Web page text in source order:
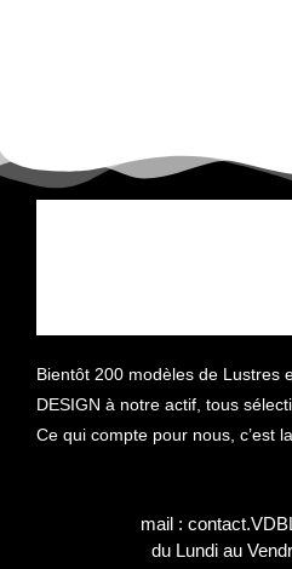
Bientôt 200 modèles de Lustres
DESIGN à notre actif, tous
Ce qui compte pour nous, c’est
mail :
du Lundi au